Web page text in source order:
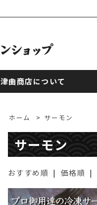
津曲商店について
ホーム > サーモン
サーモン
おすすめ順 | 価格順 |